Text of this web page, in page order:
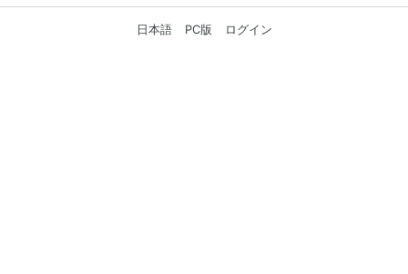
日本語 PC版 ログイン